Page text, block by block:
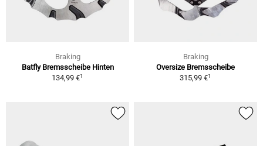
Braking
Batfly Bremsscheibe Hinten
134,99 €1
Braking
Oversize Bremsscheibe
315,99 €1